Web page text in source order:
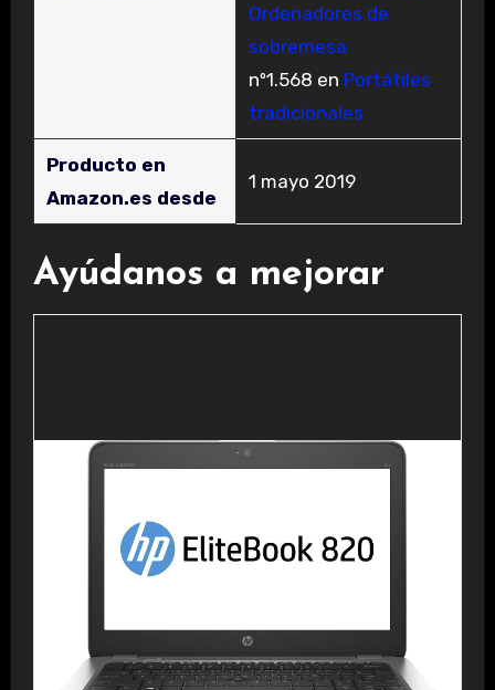
Ordenadores de
sobremesa
nº1.568 en Portátiles
tradicionales
Producto en
Amazon.es desde
1 mayo 2019
Ayúdanos a mejorar